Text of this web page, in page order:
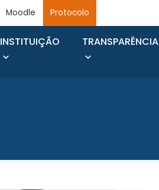
Moodle Protocolo
INSTITUIÇÃO TRANSPARÊNCIA